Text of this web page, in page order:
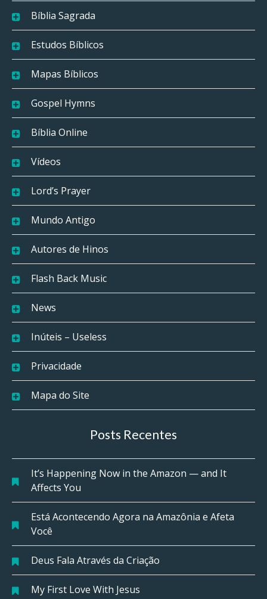
Bíblia Sagrada
Estudos Bíblicos
Mapas Bíblicos
Gospel Hymns
Bíblia Online
Vídeos
Lord’s Prayer
Mundo Antigo
Autores de Hinos
Flash Back Music
News
Inúteis – Useless
Privacidade
Mapa do Site
Posts Recentes
It’s Happening Now in the Amazon — and It
Affects You
Está Acontecendo Agora na Amazônia e Afeta
Você
Deus Fala Através da Criação
My First Love With Jesus